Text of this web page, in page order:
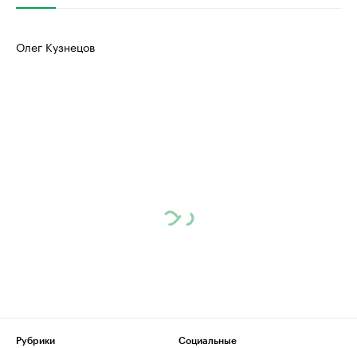
Олег Кузнецов
Рубрики
Социальные